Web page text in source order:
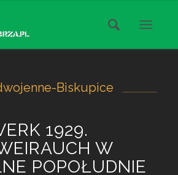
Biskupice
1929.
W
POPOŁUDNIE